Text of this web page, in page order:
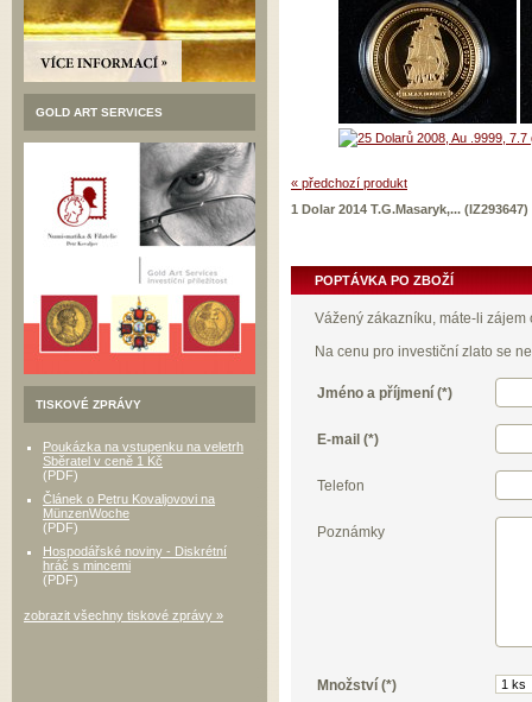
GOLD ART SERVICES
TISKOVÉ ZPRÁVY
Poukázka na vstupenku na veletrh
Sběratel v ceně 1 Kč
(PDF)
Článek o Petru Kovaljovovi na
MünzenWoche
(PDF)
Hospodářské noviny - Diskrétní
hráč s mincemi
(PDF)
zobrazit všechny tiskové zprávy »
« předchozí produkt
1 Dolar 2014 T.G.Masaryk,... (IZ293647)
POPTÁVKA PO ZBOŽÍ
Vážený zákazníku, máte-li
Na cenu pro investiční zlato se
Jméno a příjmení (*)
E-mail (*)
Telefon
Poznámky
Množství (*)